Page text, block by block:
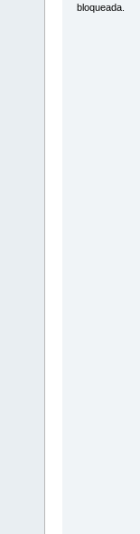
bloqueada.